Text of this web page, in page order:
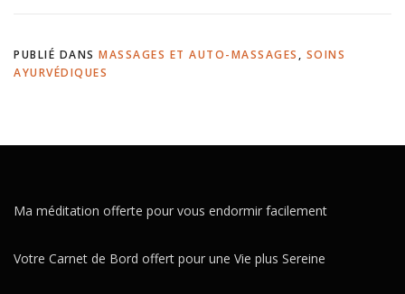
PUBLIÉ DANS MASSAGES ET AUTO-MASSAGES , SOINS
AYURVÉDIQUES
Ma méditation offerte pour vous endormir facilement
Votre Carnet de Bord offert pour une Vie plus Sereine